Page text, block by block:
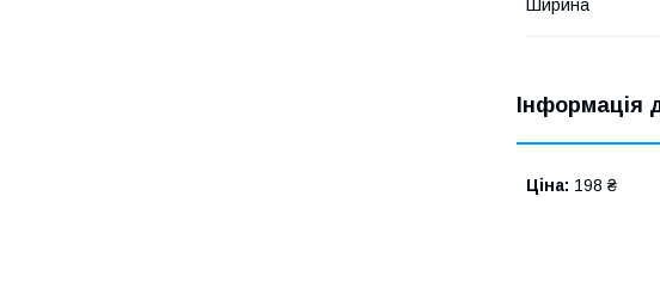
Ширина
Інформація
Ціна: 198 ₴